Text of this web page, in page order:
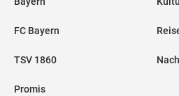
FC Bayern
TSV 1860
Promis